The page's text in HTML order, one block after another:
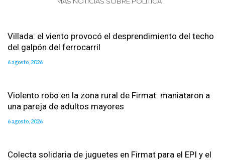
Villada: el viento provocó el desprendimiento del techo
del galpón del ferrocarril
6 agosto, 2026
Violento robo en la zona rural de Firmat: maniataron a
una pareja de adultos mayores
6 agosto, 2026
Colecta solidaria de juguetes en Firmat para el EPI y el